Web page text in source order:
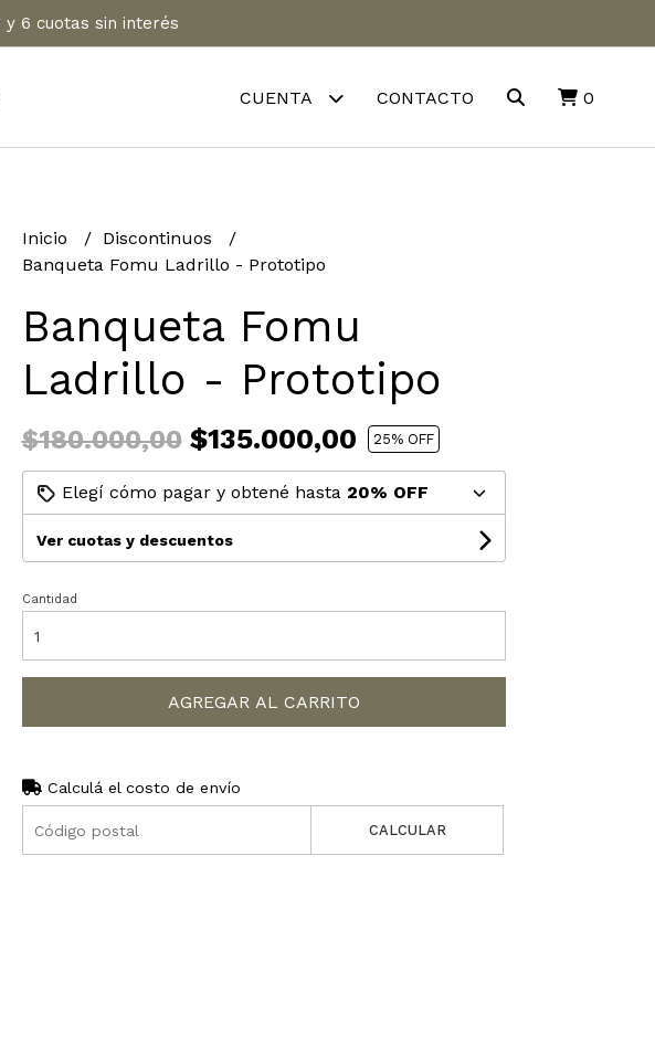
6 cuotas sin interés
CUENTA CONTACTO 0
Inicio
Discontinuos
Banqueta Fomu Ladrillo - Prototipo
Banqueta Fomu
Ladrillo - Prototipo
$180.000,00$135.000,00 25% OFF
Elegí cómo pagar y obtené hasta 20% OFF
Ver cuotas y descuentos
Cantidad
AGREGAR AL CARRITO
Calculá el costo de envío
CALCULAR